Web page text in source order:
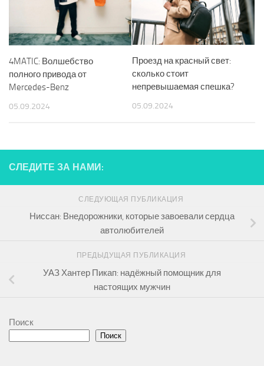
4MATIC: Волшебство
полного привода от
Mercedes-Benz
05.09.2024
Проезд на красный свет:
сколько стоит
непревышаемая спешка?
05.09.2024
СЛЕДИТЕ ЗА НАМИ:
СЛЕДУЮЩАЯ ПУБЛИКАЦИЯ
Ниссан: Внедорожники, которые завоевали сердца
автолюбителей
ПРЕДЫДУЩАЯ ПУБЛИКАЦИЯ
УАЗ Хантер Пикап: надёжный помощник для
настоящих мужчин
Поиск
Поиск